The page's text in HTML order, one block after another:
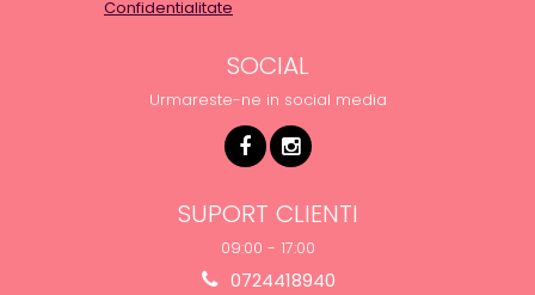
Confidentialitate
SOCIAL
Urmareste-ne in social media
SUPORT CLIENTI
09:00 - 17:00
0724418940